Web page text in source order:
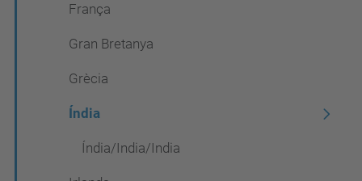
França
Gran Bretanya
Grècia
Índia
Índia/India/India